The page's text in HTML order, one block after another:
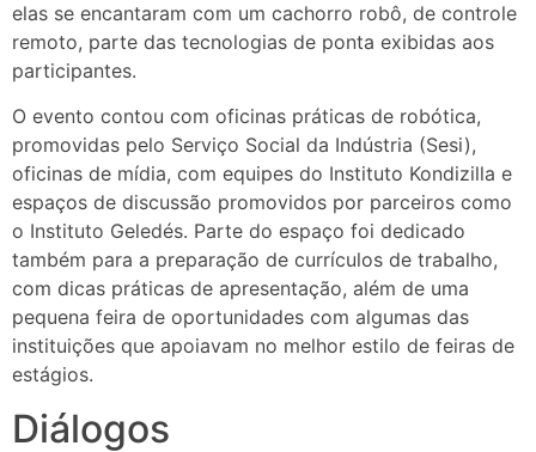
elas se encantaram com um cachorro robô, de controle
remoto, parte das tecnologias de ponta exibidas aos
participantes.
O evento contou com oficinas práticas de robótica,
promovidas pelo Serviço Social da Indústria (Sesi),
oficinas de mídia, com equipes do Instituto Kondizilla e
espaços de discussão promovidos por parceiros como
o Instituto Geledés. Parte do espaço foi dedicado
também para a preparação de currículos de trabalho,
com dicas práticas de apresentação, além de uma
pequena feira de oportunidades com algumas das
instituições que apoiavam no melhor estilo de feiras de
estágios.
Diálogos